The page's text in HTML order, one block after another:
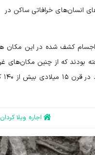
انسان‌های خرافاتی ساکن در
اجسام کشف شده در این مکان
بودند که از چنین مکان‌های
خون‌شده
اجاره ویلا کردان